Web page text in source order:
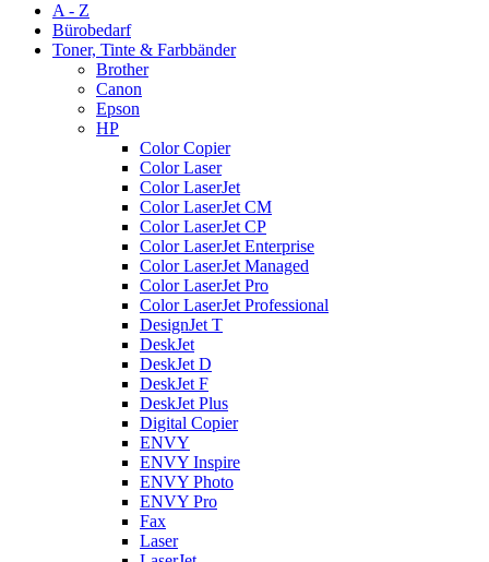
A - Z
Bürobedarf
Toner, Tinte & Farbbänder
Brother
Canon
Epson
HP
Color Copier
Color Laser
Color LaserJet
Color LaserJet CM
Color LaserJet CP
Color LaserJet Enterprise
Color LaserJet Managed
Color LaserJet Pro
Color LaserJet Professional
DesignJet T
DeskJet
DeskJet D
DeskJet F
DeskJet Plus
Digital Copier
ENVY
ENVY Inspire
ENVY Photo
ENVY Pro
Fax
Laser